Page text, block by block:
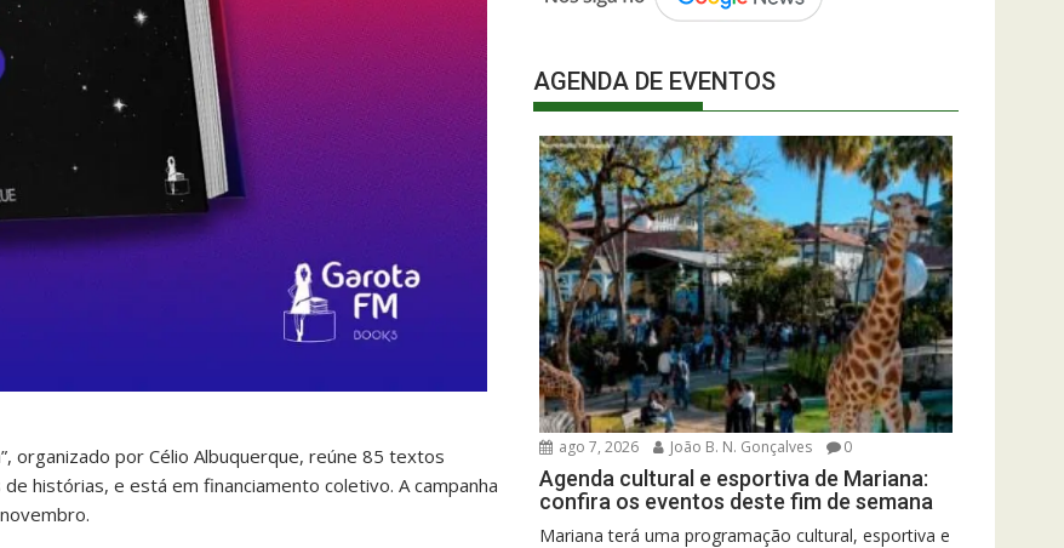
organizado por Célio Albuquerque, reúne 85 textos
histórias, e está em financiamento coletivo. A campanha
AGENDA DE EVENTOS
ago 7, 2026 João B. N. Gonçalves 0
Agenda cultural e esportiva de Mariana:
confira os eventos deste fim de semana
Mariana terá uma programação cultural, esportiva e